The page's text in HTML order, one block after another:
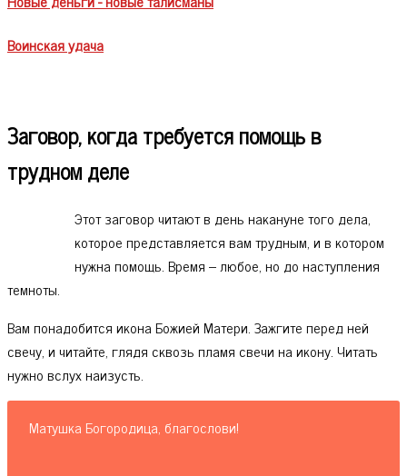
Воинская удача
Заговор, когда требуется помощь в
трудном деле
Этот заговор читают в день накануне того дела,
которое представляется вам трудным, и в котором
нужна помощь. Время – любое, но до наступления
темноты.
Вам понадобится икона Божией Матери. Зажгите перед ней
свечу, и читайте, глядя сквозь пламя свечи на икону. Читать
нужно вслух наизусть.
Матушка Богородица, благослови!